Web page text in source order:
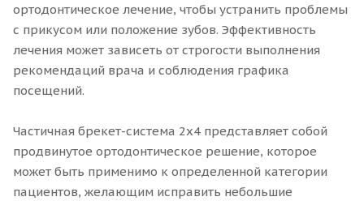
ортодонтическое лечение, чтобы устранить проблемы
с прикусом или положение зубов. Эффективность
лечения может зависеть от строгости выполнения
рекомендаций врача и соблюдения графика
посещений.
Частичная брекет-система 2x4 представляет собой
продвинутое ортодонтическое решение, которое
может быть применимо к определенной категории
пациентов, желающим исправить небольшие